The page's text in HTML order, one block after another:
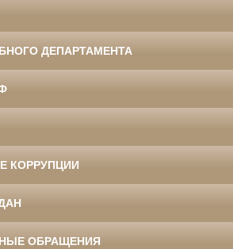
ДЕПАРТАМЕНТА
КОРРУПЦИИ
ОБРАЩЕНИЯ